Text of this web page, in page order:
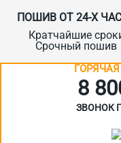
ПОШИВ ОТ 24-Х
Кратчайшие
Срочный пошив
8
ЗВОНОК